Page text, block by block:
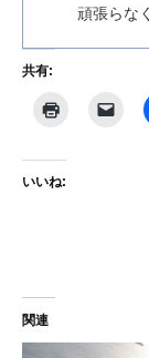
頑張らな
共有:
いいね:
関連